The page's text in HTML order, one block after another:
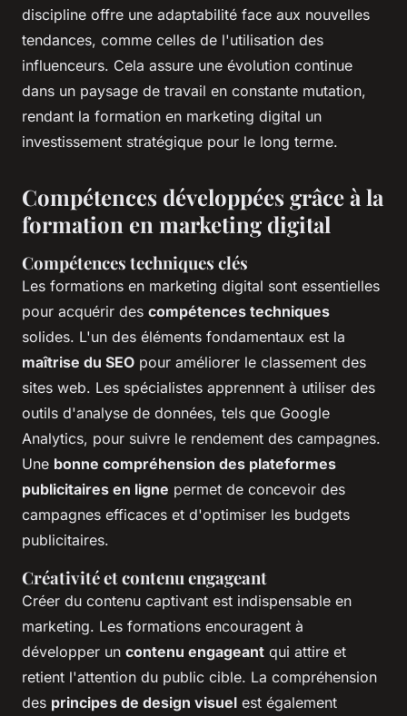
discipline offre une adaptabilité face aux nouvelles
tendances, comme celles de l'utilisation des
influenceurs. Cela assure une évolution continue
dans un paysage de travail en constante mutation,
rendant la formation en marketing digital un
investissement stratégique pour le long terme.
Compétences développées grâce à la
formation en marketing digital
Compétences techniques clés
Les formations en marketing digital sont essentielles
pour acquérir des compétences techniques
solides. L'un des éléments fondamentaux est la
maîtrise du SEO pour améliorer le classement des
sites web. Les spécialistes apprennent à utiliser des
outils d'analyse de données, tels que Google
Analytics, pour suivre le rendement des campagnes.
Une bonne compréhension des plateformes
publicitaires en ligne permet de concevoir des
campagnes efficaces et d'optimiser les budgets
publicitaires.
Créativité et contenu engageant
Créer du contenu captivant est indispensable en
marketing. Les formations encouragent à
développer un contenu engageant qui attire et
retient l'attention du public cible. La compréhension
des principes de design visuel est également